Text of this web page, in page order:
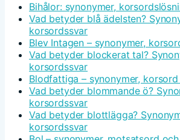
Bihålor: synonymer,
Vad betyder blå ädelsten?
korsordssvar
Blev Intagen – synonymer,
Vad betyder blockerat tal?
korsordssvar
Blodfattiga – synonymer,
Vad betyder blommande ö?
korsordssvar
Vad betyder blottlägga?
korsordssvar